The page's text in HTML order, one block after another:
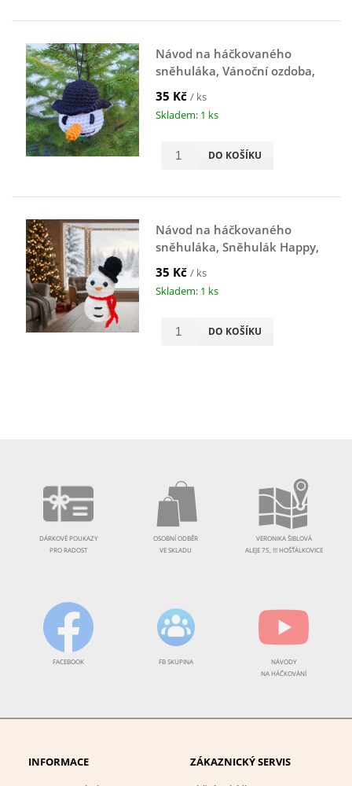
Návod na háčkovaného
sněhuláka, Vánoční ozdoba,
35 Kč / ks
Skladem: 1 ks
DO KOŠÍKU
Návod na háčkovaného
sněhuláka, Sněhulák Happy,
35 Kč / ks
Skladem: 1 ks
DO KOŠÍKU
DÁRKOVÉ POUKAZY
PRO RADOST
OSOBNÍ ODBĚR
VE SKLADU
VERONIKA ŠIBLOVÁ
ALEJE 75, !!! HOŠŤÁLKOVICE
FACEBOOK FB SKUPINA
NÁVODY
NA HÁČKOVÁNÍ
INFORMACE
ZÁKAZNICKÝ SERVIS